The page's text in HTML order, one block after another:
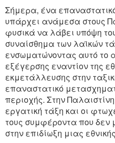
Σήμερα, ένα
υπάρχει ανάμεσα στους
φυσικά να λάβει υπόψη
συναίσθημα των λαϊκών
ενσωματώνοντας αυτό το
εξέγερσης εναντίον της
εκμετάλλευσης στην
επαναστατικό
περιοχής. Στην
εργατική τάξη και οι
τους συμφέροντα που δεν
στην επιδίωξη μιας